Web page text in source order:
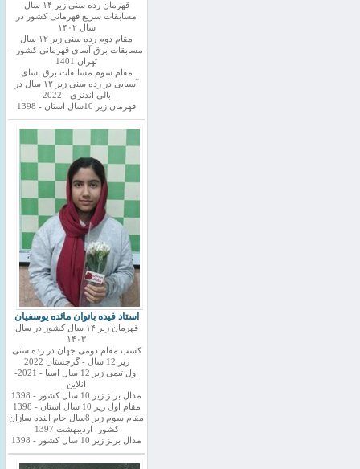
قهرمان رده سنی زیر ۱۴ سال
مسابقات سریع قهرمانی کشور در
سال ۱۴۰۲
مقام دوم رده سنی زیر ۱۲ سال
مسابقات برق آسای قهرمانی کشور -
تهران 1401
مقام سوم مسابقات برق اسای
آسیایی در رده سنی زیر ۱۲ سال در
بالی اندنزی - 2022
قهرمان زیر 10سال استان - 1398
استاد فیده بانوان مائده یوسفیان
قهرمان زیر ۱۴ سال کشور در سال
۱۴۰۳
کسب مقام دومی جهان در رده سنی
زیر 12 سال - گرجستان 2022
اول تیمی زیر 12 سال اسیا - 2021-
انلاین
مدال برنز زیر 10 سال کشور - 1398
مقام اول زیر 10 سال استان - 1398
مقام سوم زیر 8سال جام اینده سازان
کشور -اردیبهشت 1397
مدال برنز زیر 10 سال کشور - 1398